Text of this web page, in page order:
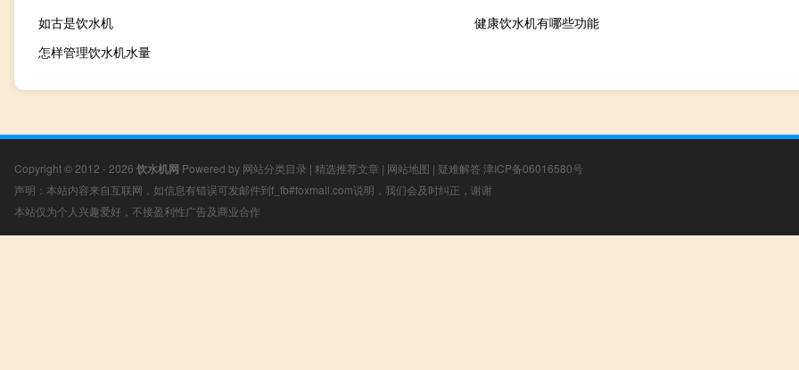
如古是饮水机
健康饮水机有哪些功能
怎样管理饮水机水量
Copyright © 2012 - 2026 饮水机网 Powered by 网站分类目录 | 精选推荐文章 | 网站地图 | 疑难解答 津ICP备06016580号
声明：本站内容来自互联网，如信息有错误可发邮件到f_fb#foxmail.com说明，我们会及时纠正，谢谢
本站仅为个人兴趣爱好，不接盈利性广告及商业合作